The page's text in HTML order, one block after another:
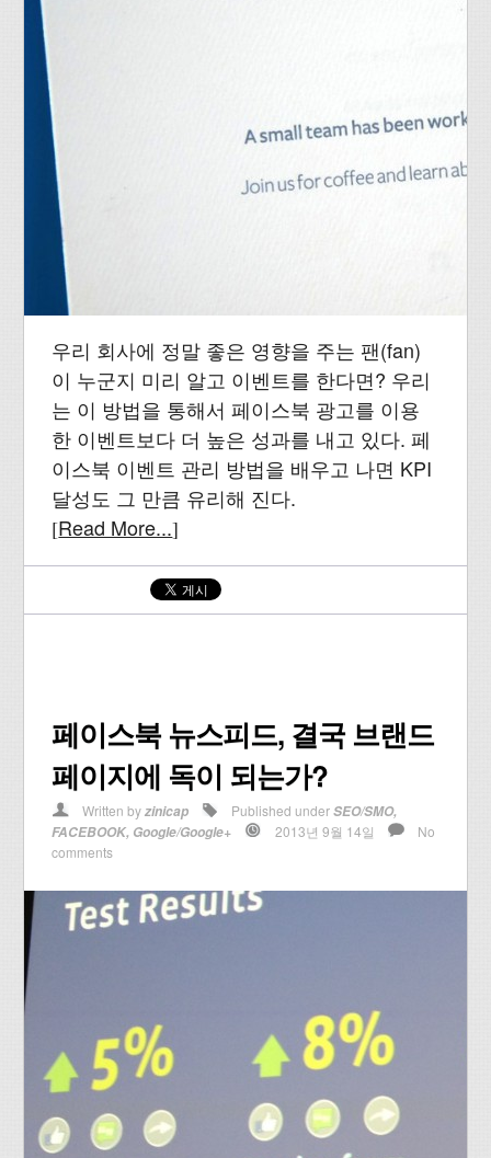
우리 회사에 정말 좋은 영향을 주는 팬(fan)
이 누군지 미리 알고 이벤트를 한다면? 우리
는 이 방법을 통해서 페이스북 광고를 이용
한 이벤트보다 더 높은 성과를 내고 있다. 페
이스북 이벤트 관리 방법을 배우고 나면 KPI
달성도 그 만큼 유리해 진다.
[Read More...]
페이스북 뉴스피드, 결국 브랜드
페이지에 독이 되는가?
Written byzinicap Published underSEO/SMO,
FACEBOOK, Google/Google+ 2013년 9월 14일
No
comments